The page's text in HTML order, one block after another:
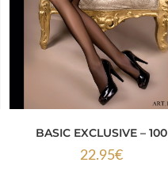
BASIC EXCLUSIVE – 100
22.95€